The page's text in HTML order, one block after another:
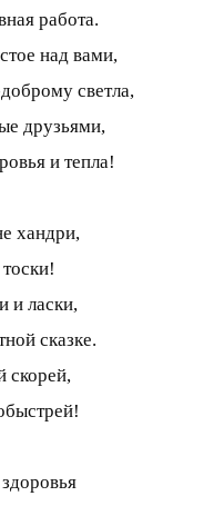
работа.
над вами,
светла,
друзьями,
и тепла!
хандри,
и ласки,
сказке.
скорей,